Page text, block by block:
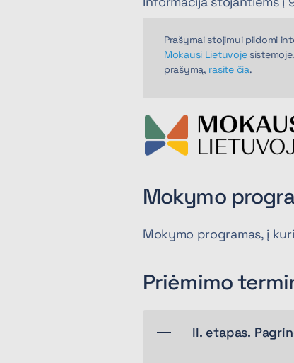
Prašymai stojimui pildomi
Mokausi Lietuvoje
prašymą, rasite čia.
Mokymo
Mokymo programas, į
Priėmimo
II. etapas.